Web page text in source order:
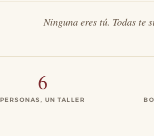
Ninguna eres tú. Todas te
6
PERSONAS, UN TALLER